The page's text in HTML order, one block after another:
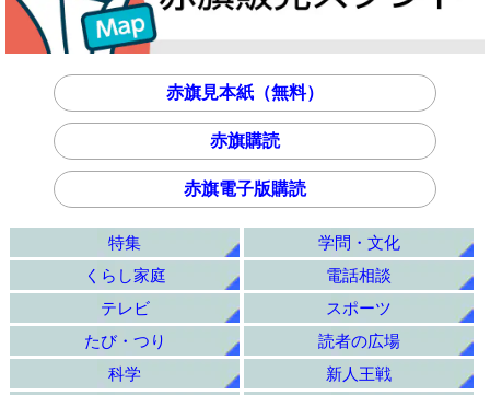
赤旗見本紙（無料）
赤旗購読
赤旗電子版購読
特集
学問・文化
くらし家庭
電話相談
テレビ
スポーツ
たび・つり
読者の広場
科学
新人王戦